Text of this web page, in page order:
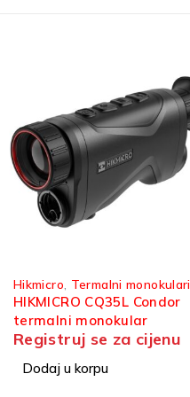
Hikmicro Termalni monokulari
HIKMICRO FQ50 2.0 Falcon
2.0 termalni monokular
Registruj se za cijenu
Dodaj u korpu